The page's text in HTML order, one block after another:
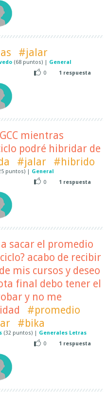
#jalar
(68 puntos) | General
0
1 respuesta
mientras
podré hibridar de
#jalar #hibrido
puntos) | General
0
1 respuesta
sacar el promedio
acabo de recibir
mis cursos y deseo
final debo tener el
y no me
#promedio
#bika
(32 puntos) | Generales Letras
0
1 respuesta